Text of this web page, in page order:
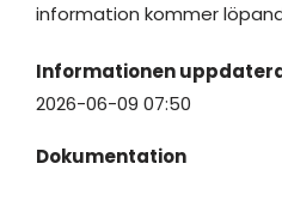
information kommer
Informationen
2026-06-09 07:50
Dokumentation